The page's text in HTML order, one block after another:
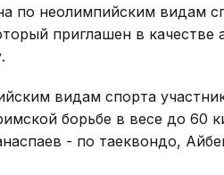
по неолимпийским видам
приглашен в качестве
видам спорта
борьбе в весе до 60
- по таеквондо,